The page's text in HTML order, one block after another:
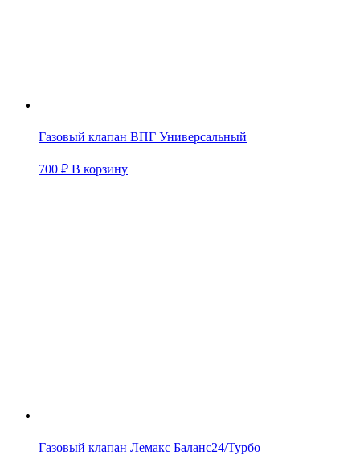
Газовый клапан ВПГ Универсальный
700 ₽ В корзину
Газовый клапан Лемакс Баланс24/Турбо